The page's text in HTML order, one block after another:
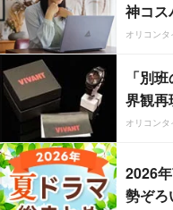
神コス
オリコン
「別
界観再
オリコン
2026
勢ぞろ